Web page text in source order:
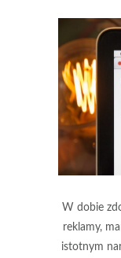
W dobie
reklamy,
istotnym